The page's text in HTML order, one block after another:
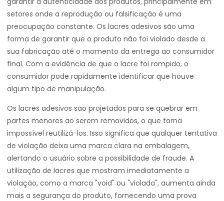
setores onde a reprodução ou falsificação é uma
preocupação constante. Os lacres adesivos são uma
forma de garantir que o produto não foi violado desde a
sua fabricação até o momento da entrega ao consumidor
final. Com a evidência de que o lacre foi rompido, o
consumidor pode rapidamente identificar que houve
algum tipo de manipulação.
Os lacres adesivos são projetados para se quebrar em
partes menores ao serem removidos, o que torna
impossível reutilizá-los. Isso significa que qualquer tentativa
de violação deixa uma marca clara na embalagem,
alertando o usuário sobre a possibilidade de fraude. A
utilização de lacres que mostram imediatamente a
violação, como a marca "void" ou "violada", aumenta ainda
mais a segurança do produto, fornecendo uma prova